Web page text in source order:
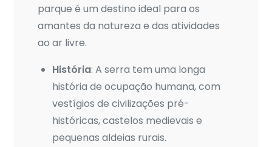
parque é um destino ideal para os
amantes da natureza e das atividades
ao ar livre.
História: A serra tem uma longa
história de ocupação humana, com
vestígios de civilizações pré-
históricas, castelos medievais e
pequenas aldeias rurais.